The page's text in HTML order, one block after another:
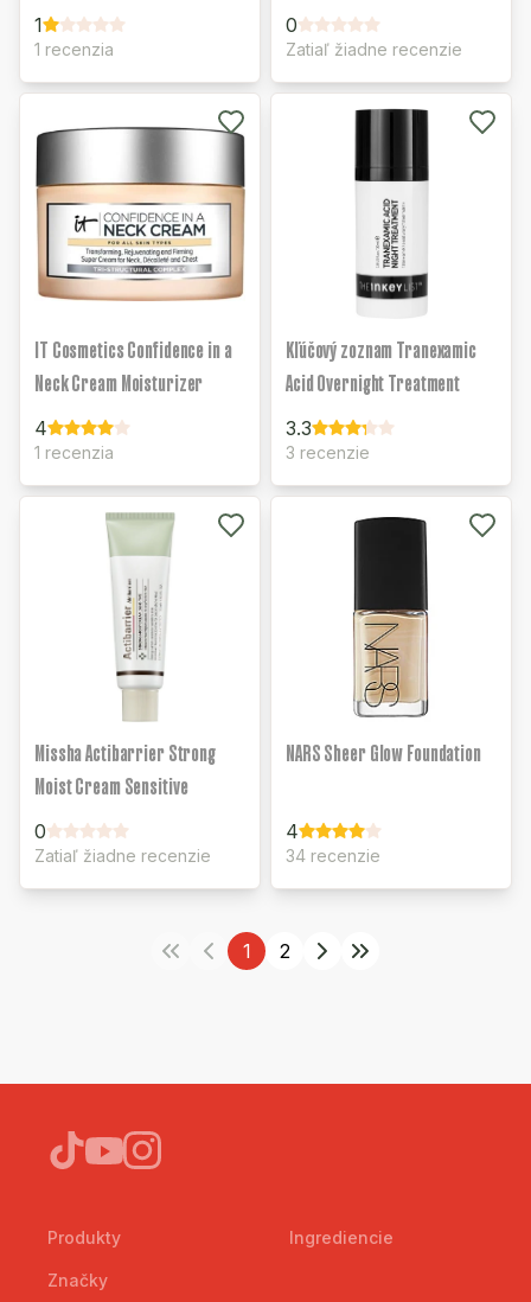
1
1 recenzia
0
Zatiaľ žiadne recenzie
IT Cosmetics Confidence in a
Neck Cream Moisturizer
4
1 recenzia
Kľúčový zoznam Tranexamic
Acid Overnight Treatment
3.3
3 recenzie
Missha Actibarrier Strong
Moist Cream Sensitive
0
Zatiaľ žiadne recenzie
NARS Sheer Glow Foundation
4
34 recenzie
1 2
Produkty
Značky
Ingrediencie